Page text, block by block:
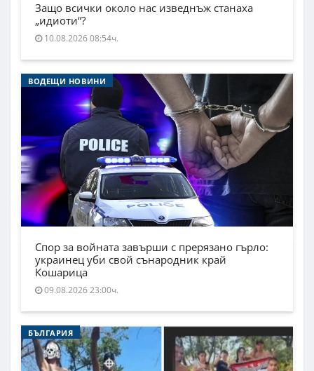
Защо всички около нас изведнъж станаха
„идиоти“?
10.08.2026 08:54ч.
ВОДЕЩИ НОВИНИ
Спор за войната завърши с прерязано гърло:
украинец уби свой сънародник край
Кошарица
09.08.2026 23:00ч.
БЪЛГАРИЯ